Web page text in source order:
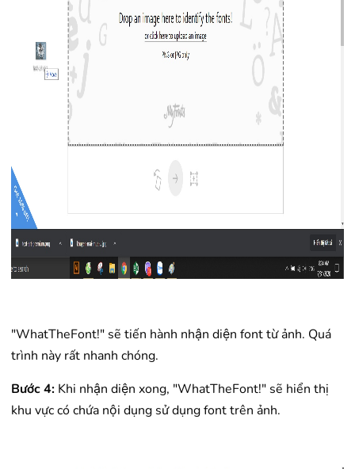
"WhatTheFont!" sẽ tiến hành nhận diện font từ ảnh. Quá
trình này rất nhanh chóng.
Bước 4: Khi nhận diện xong, "WhatTheFont!" sẽ hiển thị
khu vực có chứa nội dụng sử dụng font trên ảnh.